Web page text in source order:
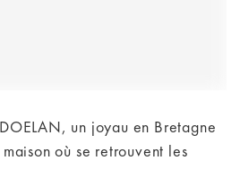
un joyau en Bretagne
où se retrouvent les